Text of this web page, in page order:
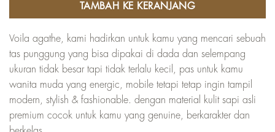
TAMBAH KE KERANJANG
Voila agathe, kami hadirkan untuk kamu yang mencari sebuah
tas punggung yang bisa dipakai di dada dan selempang
ukuran tidak besar tapi tidak terlalu kecil, pas untuk kamu
wanita muda yang energic, mobile tetapi tetap ingin tampil
modern, stylish & fashionable. dengan material kulit sapi asli
premium cocok untuk kamu yang genuine, berkarakter dan